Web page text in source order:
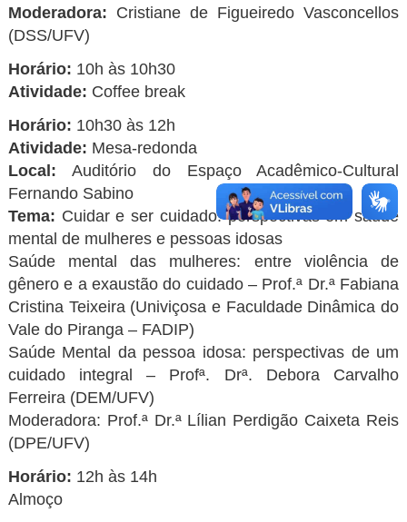
Moderadora: Cristiane de Figueiredo Vasconcellos
(DSS/UFV)
Horário: 10h às 10h30
Atividade: Coffee break
Horário: 10h30 às 12h
Atividade: Mesa-redonda
Local:Auditório do Espaço Acadêmico-Cultural
Fernando Sabino
Tema: Cuidar e ser cuidado: perspectivas em saúde
mental de mulheres e pessoas idosas
Saúde mental das mulheres: entre violência de
gênero e a exaustão do cuidado – Prof.ª Dr.ª Fabiana
Cristina Teixeira (Univiçosa e Faculdade Dinâmica do
Vale do Piranga – FADIP)
Saúde Mental da pessoa idosa: perspectivas de um
cuidado integral – Profª. Drª. Debora Carvalho
Ferreira (DEM/UFV)
Moderadora: Prof.ª Dr.ª Lílian Perdigão Caixeta Reis
(DPE/UFV)
Horário: 12h às 14h
Almoço